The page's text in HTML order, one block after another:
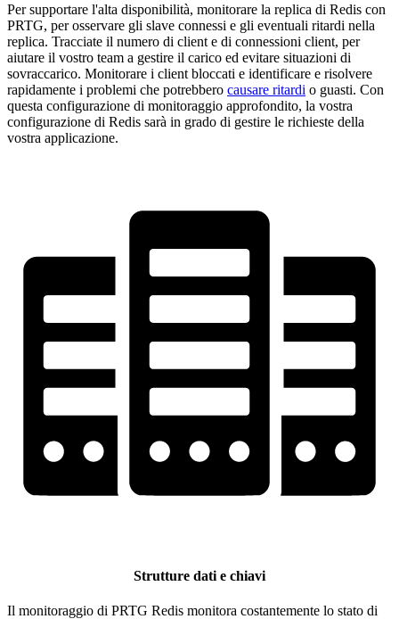
Per supportare l'alta disponibilità, monitorare la replica di Redis con
PRTG, per osservare gli slave connessi e gli eventuali ritardi nella
replica. Tracciate il numero di client e di connessioni client, per
aiutare il vostro team a gestire il carico ed evitare situazioni di
sovraccarico. Monitorare i client bloccati e identificare e risolvere
rapidamente i problemi che potrebbero causare ritardi o guasti. Con
questa configurazione di monitoraggio approfondito, la vostra
configurazione di Redis sarà in grado di gestire le richieste della
vostra applicazione.
Strutture dati e chiavi
Il monitoraggio di PRTG Redis monitora costantemente lo stato di